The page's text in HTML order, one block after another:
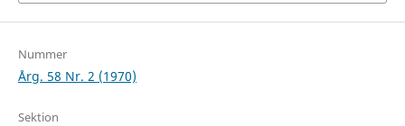
Nummer
Årg. 58 Nr. 2 (1970)
Sektion